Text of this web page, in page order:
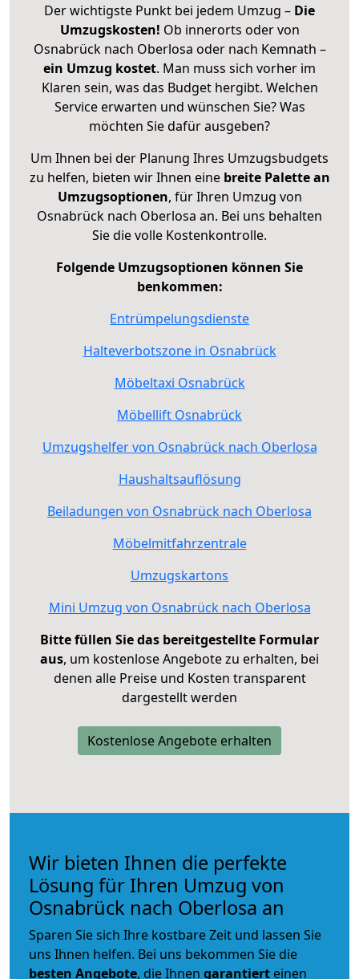
Der wichtigste Punkt bei jedem Umzug – Die
Umzugskosten! Ob innerorts oder von
Osnabrück nach Oberlosa oder nach Kemnath –
ein Umzug kostet. Man muss sich vorher im
Klaren sein, was das Budget hergibt. Welchen
Service erwarten und wünschen Sie? Was
möchten Sie dafür ausgeben?
Um Ihnen bei der Planung Ihres Umzugsbudgets
zu helfen, bieten wir Ihnen eine breite Palette an
Umzugsoptionen, für Ihren Umzug von
Osnabrück nach Oberlosa an. Bei uns behalten
Sie die volle Kostenkontrolle.
Folgende Umzugsoptionen können Sie
benkommen:
Entrümpelungsdienste
Halteverbotszone in Osnabrück
Möbeltaxi Osnabrück
Möbellift Osnabrück
Umzugshelfer von Osnabrück nach Oberlosa
Haushaltsauflösung
Beiladungen von Osnabrück nach Oberlosa
Möbelmitfahrzentrale
Umzugskartons
Mini Umzug von Osnabrück nach Oberlosa
Bitte füllen Sie das bereitgestellte Formular
aus, um kostenlose Angebote zu erhalten, bei
denen alle Preise und Kosten transparent
dargestellt werden
Kostenlose Angebote erhalten
Wir bieten Ihnen die perfekte
Lösung für Ihren Umzug von
Osnabrück nach Oberlosa an
Sparen Sie sich Ihre kostbare Zeit und lassen Sie
uns Ihnen helfen. Bei uns bekommen Sie die
besten Angebote, die Ihnen garantiert einen